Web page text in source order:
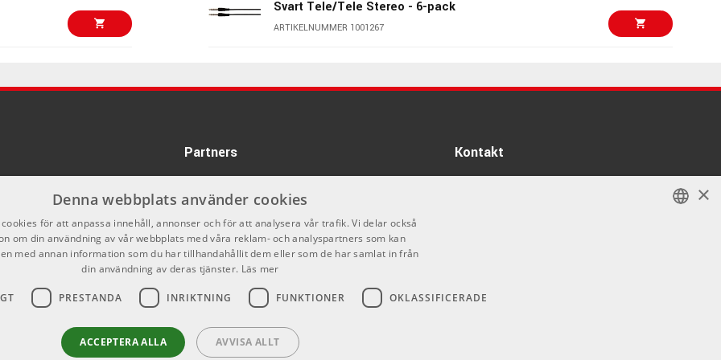
Allt för att du ska kunna koppla ihop dina musikprylar
från AMP är mjuka, följsamma med bra kvalité och i
165 kr/fp
255 kr/st
480 kr/st
Svart Tele/Tele Stereo - 6-pack
ARTIKELNUMMER 1001267
ARTIKELNUMMER 1006376
Ernie Ball 6416 FLEX
instrumentkabel 3m - Orange
ARTIKELNUMMER 1081064
Sonicware LIVEN Ambient Ø
ARTIKELNUMMER 1086561
Daddario NYXL09544
Partners Kontakt
Helgdagar
×
Denna webbplats använder cookies
för att anpassa innehåll, annonser och för att analysera vår trafik. Vi delar också
om din användning av vår webbplats med våra reklam- och analyspartners som kan
med annan information som du har tillhandahållit dem eller som de har samlat in från
din användning av deras tjänster. Läs mer
PRESTANDA INRIKTNING FUNKTIONER OKLASSIFICERADE
ACCEPTERA ALLA AVVISA ALLT